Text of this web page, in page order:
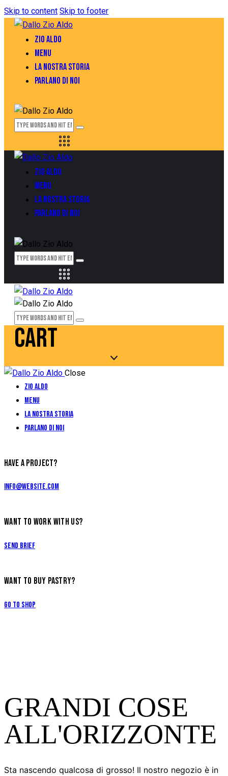
Skip to content Skip to footer
ZIO ALDO
MENU
LA NOSTRA STORIA
PARLANO DI NOI
ZIO ALDO
MENU
LA NOSTRA STORIA
PARLANO DI NOI
CART
Close
Zio Aldo
Menu
La Nostra Storia
Parlano di Noi
HAVE A PROJECT?
info@website.com
WANT TO WORK WITH US?
Send Brief
WANT TO BUY PASTRY?
Go to Shop
GRANDI COSE
ALL'ORIZZONTE
Sta nascendo qualcosa di grosso! Il nostro negozio è in